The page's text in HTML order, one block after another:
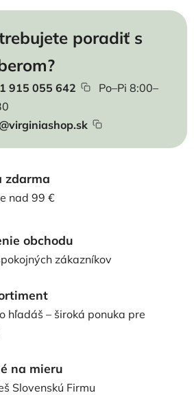
poradiť s
915 055 642
Po–Pi 8:00–
zdarma
nad 99 €
obchodu
zákazníkov
hľadáš – široká ponuka pre
na mieru
Slovenskú Firmu